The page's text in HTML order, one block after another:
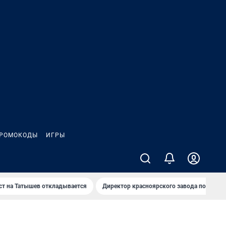
ИГРЫ
на Татышев откладывается Директор красноярского завода под